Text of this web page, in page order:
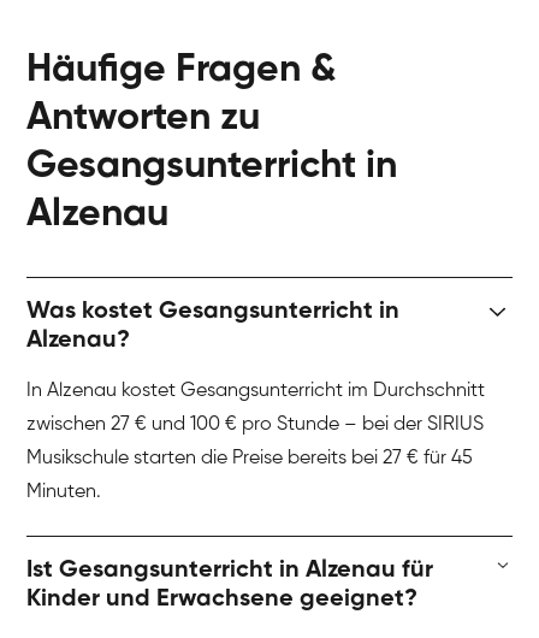
Häufige Fragen &
Antworten zu
Gesangsunterricht in
Alzenau
Was kostet Gesangsunterricht in
Alzenau?
In Alzenau kostet Gesangsunterricht im Durchschnitt
zwischen 27 € und 100 € pro Stunde – bei der SIRIUS
Musikschule starten die Preise bereits bei 27 € für 45
Minuten.
Ist Gesangsunterricht in Alzenau für
Kinder und Erwachsene geeignet?